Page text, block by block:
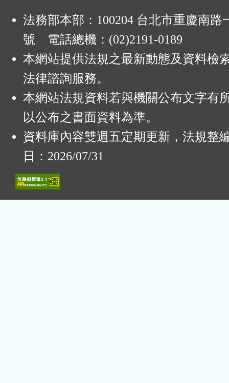
法務部本部：100204 台北市重慶南路
號 電話總機：(02)2191-0189
本網站提供法規之最新動態及資料檢
法律諮詢服務。
本網站法規資料若與機關公布文字有
以公布之書面資料為準。
資料庫內容雙週五定期更新，法規整
日：2026/07/31